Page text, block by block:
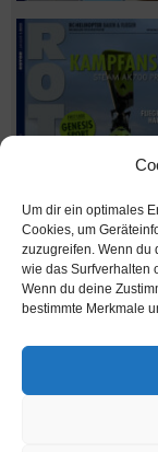
Um dir ein optimales
Cookies, um
zuzugreifen. Wenn du
wie das Surfverhalten
Wenn du deine
bestimmte Merkmale
Ausgabe